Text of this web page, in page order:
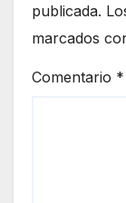
publicada.
marcados
Comentario *